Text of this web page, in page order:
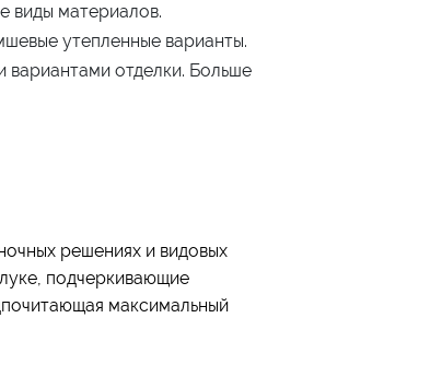
виды материалов.
утепленные варианты.
вариантами отделки. Больше
решениях и видовых
подчеркивающие
максимальный